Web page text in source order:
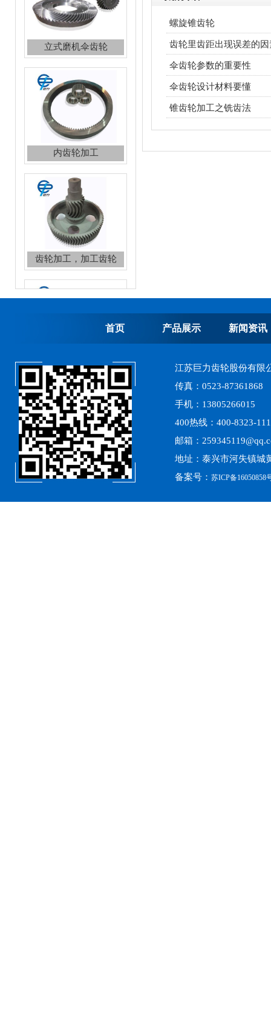
内齿轮加工
齿轮加工，加工齿轮
高精度齿轮加工
309、310、311、313、2150、2256、2259、力克等全系列混凝土搅拌站减速机螺旋伞齿轮
螺旋锥齿轮
齿轮里齿距出现误差的因
伞齿轮参数的重要性
伞齿轮设计材料要懂
锥齿轮加工之铣齿法
首页 产品展示 新闻资讯
江苏巨力齿轮股份有限
传真：0523-87361868
手机：13805266015
400热线：400-8323-111
邮箱：
地址：泰兴市河失镇城
备案号： 苏ICP备16050858